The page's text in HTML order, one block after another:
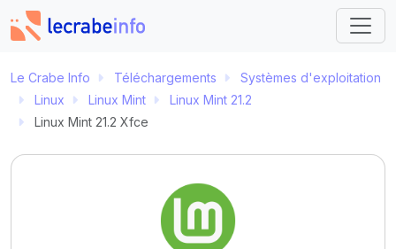
Le Crabe Info Téléchargements
Systèmes d'exploitation
Linux
Linux Mint
Linux Mint 21.2
Linux Mint 21.2 Xfce